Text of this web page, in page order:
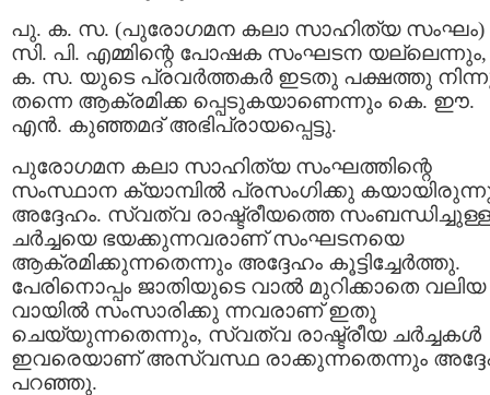
പു. ക. സ. (പുരോഗമന കലാ സാഹിത്യ സംഘം)
സി. പി. എമ്മിന്റെ പോഷക സംഘടന
ക. സ. യുടെ പ്രവര്‍ത്തകര്‍ ഇടതു പക്ഷത്തു
തന്നെ ആക്രമിക്ക പ്പെടുകയാണെന്നും കെ. ഈ.
എന്‍. കുഞ്ഞമദ് അഭിപ്രായപ്പെട്ടു.
പുരോഗമന കലാ സാഹിത്യ സംഘത്തിന്റെ
സംസ്ഥാന ക്യാമ്പില്‍ പ്രസംഗിക്കു
അദ്ദേഹം. സ്വത്വ രാഷ്ട്രീയത്തെ സംബന്ധിച്ചുള്ള
ചര്‍ച്ചയെ ഭയക്കുന്നവരാണ് സംഘടനയെ
ആക്രമിക്കുന്നതെന്നും അദ്ദേഹം കൂട്ടിച്ചേര്‍ത്തു.
പേരിനൊപ്പം ജാതിയുടെ വാല്‍ മുറിക്കാതെ വലിയ
വായില്‍ സംസാരിക്കു ന്നവരാണ് ഇതു
ചെയ്യുന്നതെന്നും, സ്വത്വ രാഷ്ട്രീയ ചര്‍ച്ചകള്‍
ഇവരെയാണ് അസ്വസ്ഥ രാക്കുന്നതെന്നും
പറഞ്ഞു.